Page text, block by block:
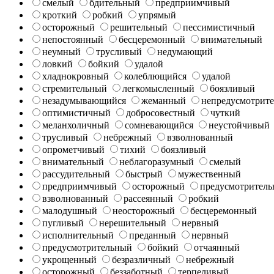
смелый бдительный
предприимчивый
кроткий
робкий
упрямый
осторожный
решительный
пессимистичный
непостоянный
бесцеремонный
внимательный
неумный
трусливый
недумающий
ловкий
бойкий
удалой
хладнокровный
колеблющийся
удалой
стремительный
легкомысленный
боязливый
незадумывающийся
жеманный
оптимистичный
добросовестный
чуткий
меланхоличный
сомневающийся
неустойчивый
трусливый
небрежный
взволнованный
опрометчивый
тихий
боязливый
внимательный
неблагоразумный
смелый
рассудительный
быстрый
мужественный
предприимчивый
осторожный
взволнованный
рассеянный
робкий
малодушный
неосторожный
бесцеремонный
пугливый
нерешительный
нервный
исполнительный
преданный
нервный
предусмотрительный
бойкий
отчаянный
укрощенный
безразличный
небрежный